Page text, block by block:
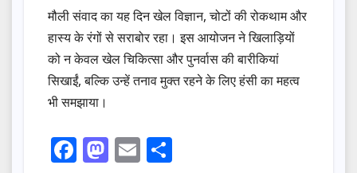
मौली संवाद का यह दिन खेल विज्ञान, चोटों की रोकथाम और
हास्य के रंगों से सराबोर रहा। इस आयोजन ने खिलाड़ियों
को न केवल खेल चिकित्सा और पुनर्वास की बारीकियां
सिखाईं, बल्कि उन्हें तनाव मुक्त रहने के लिए हंसी का महत्व
भी समझाया।
F
M E